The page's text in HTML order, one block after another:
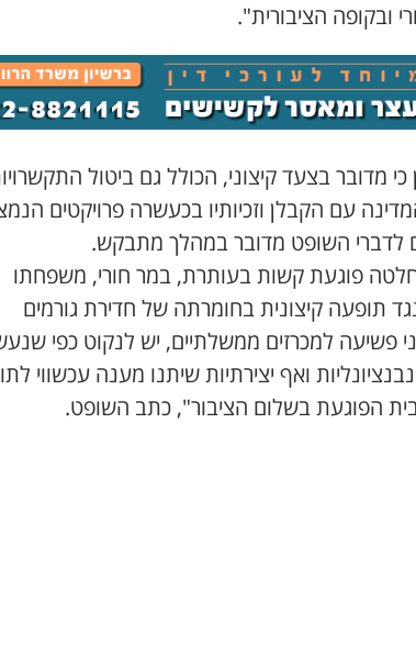
ובקופה הציבורית".
כי מדובר בצעד קיצוני, הכולל גם ביטול
עם הקבלן וזכיותיו בכעשרה פרויקטים
לדברי השופט מדובר במהלך מתבקש.
פוגעת קשות בעותרת, במר חורי, משפחתו
תופעה קיצונית בחומרתה של חדירת גורמים
פשיעה למכרזים ממשלתיים, יש לנקוט כפי
ואף יצירתיות שיתנו מענה עכשווי
הפוגעת בשלום הציבור", כתב השופט.